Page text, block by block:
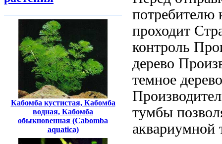
Кабомба кустистая, Кабомба
водная, Кабомба
обыкновенная (Cabomba
aquatica)
потребителю
проходит
контроль
дерево
темное дерево
тумбы
аквариумной